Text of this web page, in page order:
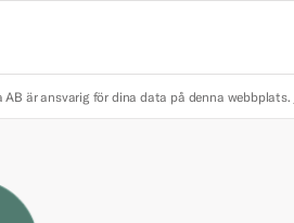
AB är ansvarig för dina data på denna webbplats.